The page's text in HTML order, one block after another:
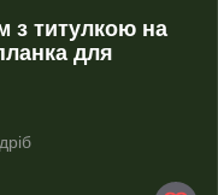
з титулкою на
для